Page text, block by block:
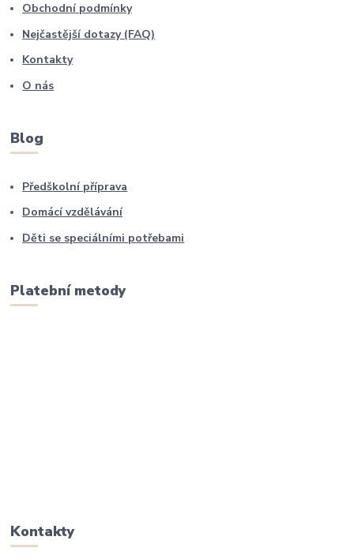
Obchodní podmínky
Nejčastější dotazy (FAQ)
Kontakty
O nás
Blog
Předškolní příprava
Domácí vzdělávání
Děti se speciálními potřebami
Platební metody
Kontakty